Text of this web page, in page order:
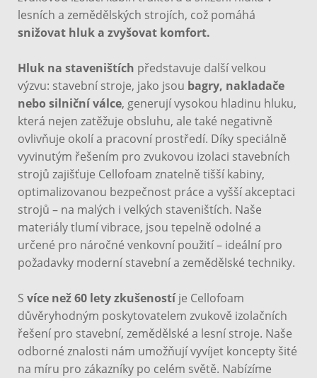
lesních a zemědělských strojích, což pomáhá
snižovat hluk a zvyšovat komfort.
Hluk na staveništích představuje další velkou
výzvu: stavební stroje, jako jsou bagry, nakladače
nebo silniční válce, generují vysokou hladinu hluku,
která nejen zatěžuje obsluhu, ale také negativně
ovlivňuje okolí a pracovní prostředí. Díky speciálně
vyvinutým řešením pro zvukovou izolaci stavebních
strojů zajišťuje Cellofoam znatelně tišší kabiny,
optimalizovanou bezpečnost práce a vyšší akceptaci
strojů – na malých i velkých staveništích. Naše
materiály tlumí vibrace, jsou tepelně odolné a
určené pro náročné venkovní použití – ideální pro
požadavky moderní stavební a zemědělské techniky.
S více než 60 lety zkušenostíje Cellofoam
důvěryhodným poskytovatelem zvukově izolačních
řešení pro stavební, zemědělské a lesní stroje. Naše
odborné znalosti nám umožňují vyvíjet koncepty šité
na míru pro zákazníky po celém světě. Nabízíme